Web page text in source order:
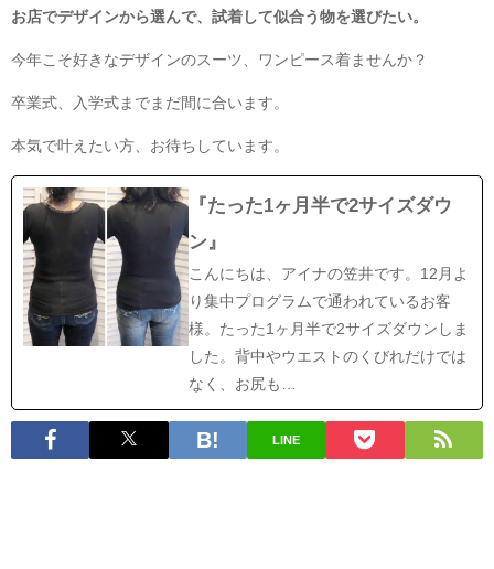
お店でデザインから選んで、試着して似合う物を選びたい。
今年こそ好きなデザインのスーツ、ワンピース着ませんか？
卒業式、入学式までまだ間に合います。
本気で叶えたい方、お待ちしています。
『たった1ヶ月半で2サイズダウ
ン』
こんにちは、アイナの笠井です。12月よ
り集中プログラムで通われているお客
様。たった1ヶ月半で2サイズダウンしま
した。背中やウエストのくびれだけでは
なく、お尻も…
LINE